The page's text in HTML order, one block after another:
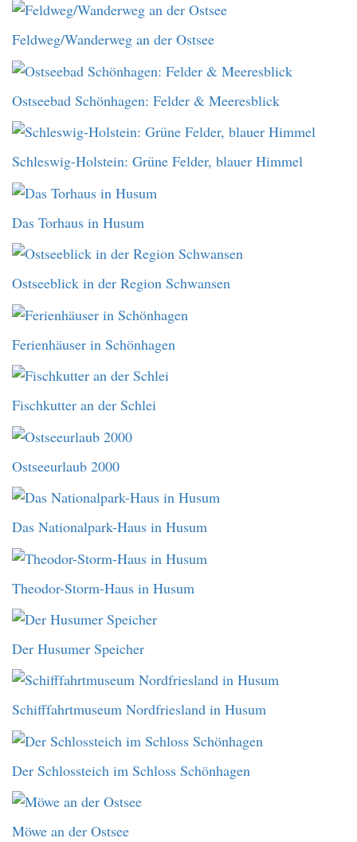
Feldweg/Wanderweg an der Ostsee
Ostseebad Schönhagen: Felder & Meeresblick
Schleswig-Holstein: Grüne Felder, blauer Himmel
Das Torhaus in Husum
Ostseeblick in der Region Schwansen
Ferienhäuser in Schönhagen
Fischkutter an der Schlei
Ostseeurlaub 2000
Das Nationalpark-Haus in Husum
Theodor-Storm-Haus in Husum
Der Husumer Speicher
Schifffahrtmuseum Nordfriesland in Husum
Der Schlossteich im Schloss Schönhagen
Möwe an der Ostsee